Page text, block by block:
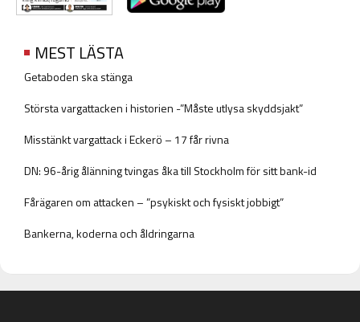
MEST LÄSTA
Getaboden ska stänga
Största vargattacken i historien -”Måste utlysa skyddsjakt”
Misstänkt vargattack i Eckerö – 17 får rivna
DN: 96-årig ålänning tvingas åka till Stockholm för sitt bank-id
Fårägaren om attacken – ”psykiskt och fysiskt jobbigt”
Bankerna, koderna och åldringarna